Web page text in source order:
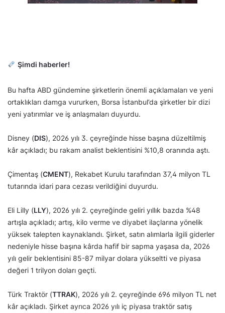
Şimdi haberler!
Bu hafta ABD gündemine şirketlerin önemli açıklamaları ve yeni
ortaklıkları damga vururken, Borsa İstanbul’da şirketler bir dizi
yeni yatırımlar ve iş anlaşmaları duyurdu.
Disney (DIS), 2026 yılı 3. çeyreğinde hisse başına düzeltilmiş
kâr açıkladı; bu rakam analist beklentisini %10,8 oranında aştı.
Çimentaş (CMENT), Rekabet Kurulu tarafından 37,4 milyon TL
tutarında idari para cezası verildiğini duyurdu.
Eli Lilly (LLY), 2026 yılı 2. çeyreğinde geliri yıllık bazda %48
artışla açıkladı; artış, kilo verme ve diyabet ilaçlarına yönelik
yüksek talepten kaynaklandı. Şirket, satın alımlarla ilgili giderler
nedeniyle hisse başına kârda hafif bir sapma yaşasa da, 2026
yılı gelir beklentisini 85-87 milyar dolara yükseltti ve piyasa
değeri 1 trilyon doları geçti.
Türk Traktör (TTRAK), 2026 yılı 2. çeyreğinde 696 milyon TL net
kâr açıkladı. Şirket ayrıca 2026 yılı iç piyasa traktör satış